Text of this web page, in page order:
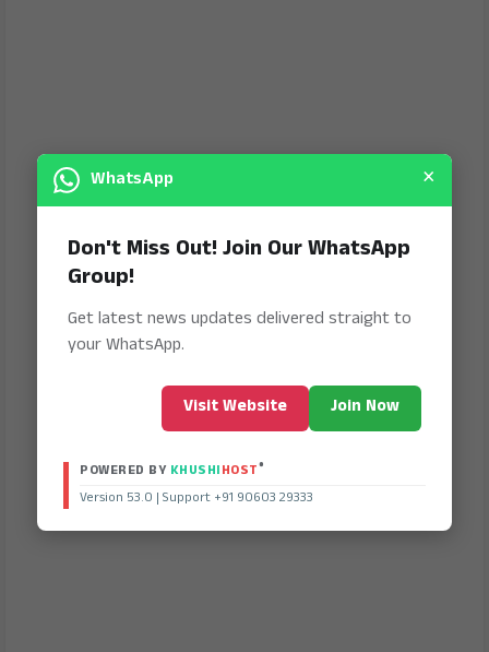
WhatsApp ×
Don't Miss Out! Join Our WhatsApp
Group!
Get latest news updates delivered straight to
your WhatsApp.
Visit Website Join Now
POWERED BY KHUSHIHOST®
Version 53.0 | Support +91 90603 29333